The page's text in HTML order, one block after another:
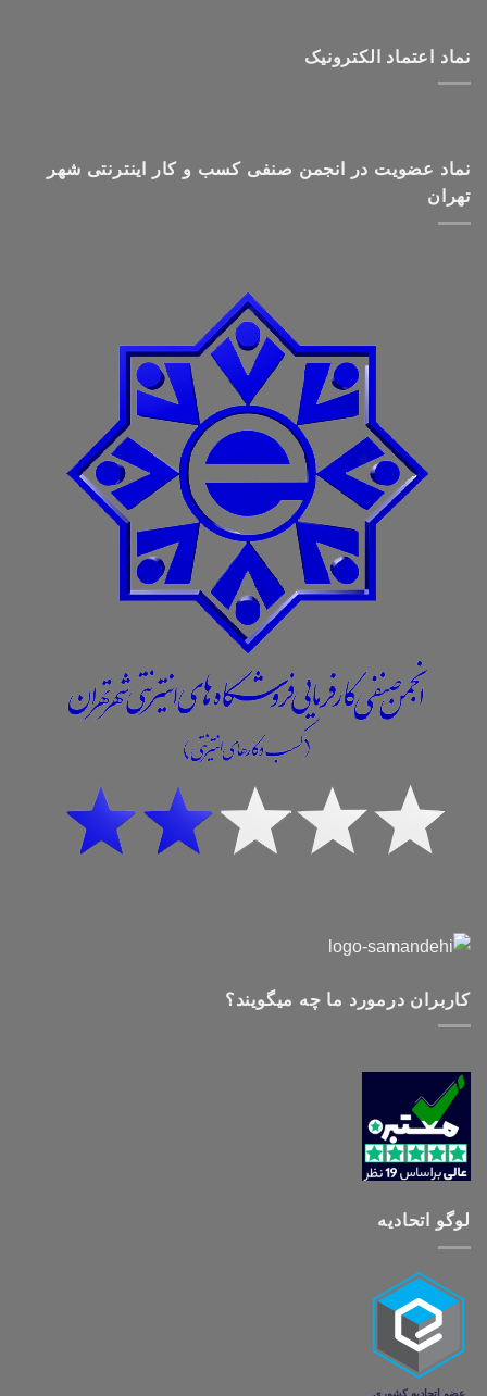
نماد اعتماد الکترونیک
نماد عضویت در انجمن صنفی کسب و کار اینترنتی شهر
تهران
کاربران درمورد ما چه میگویند؟
لوگو اتحادیه